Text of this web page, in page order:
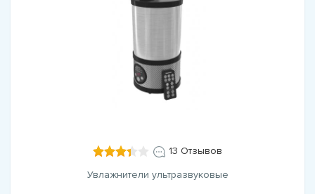
13 Отзывов
Увлажнители ультразвуковые